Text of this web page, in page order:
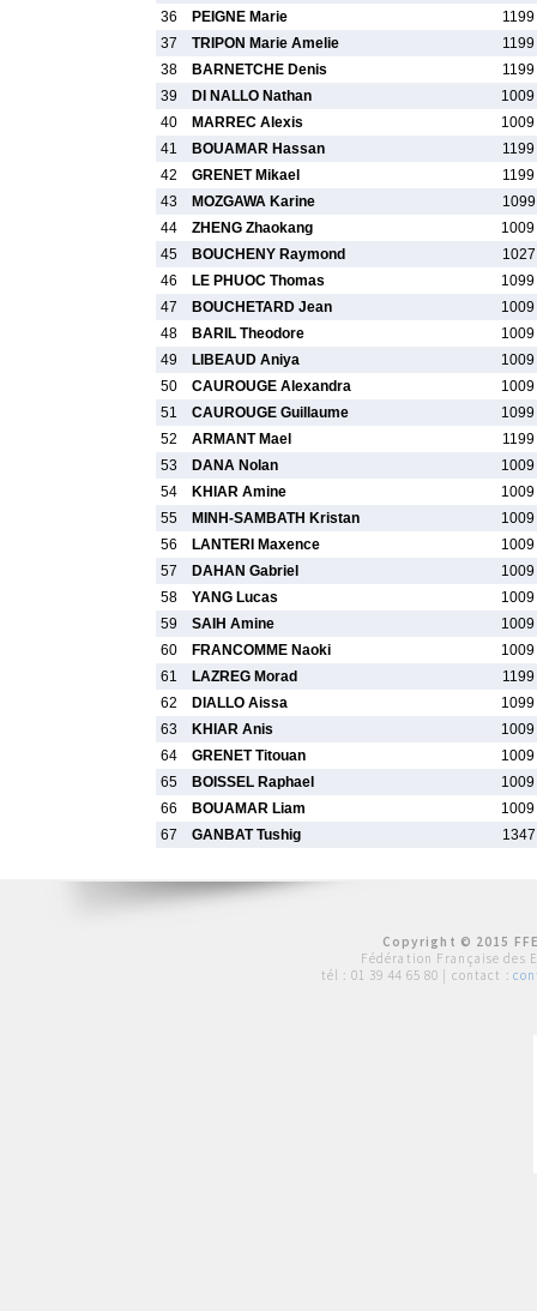
36
PEIGNE Marie
37
TRIPON Marie Amelie
38
BARNETCHE Denis
39
DI NALLO Nathan
1009
40
MARREC Alexis
1009
41
BOUAMAR Hassan
42
GRENET Mikael
43
MOZGAWA Karine
44
ZHENG Zhaokang
1009
45
BOUCHENY Raymond
46
LE PHUOC Thomas
1099
47
BOUCHETARD Jean
1009
48
BARIL Theodore
1009
49
LIBEAUD Aniya
1009
50
CAUROUGE Alexandra
1009
51
CAUROUGE Guillaume
1099
52
ARMANT Mael
53
DANA Nolan
1009
54
KHIAR Amine
1009
55
MINH-SAMBATH Kristan
1009
56
LANTERI Maxence
1009
57
DAHAN Gabriel
1009
58
YANG Lucas
1009
59
SAIH Amine
1009
60
FRANCOMME Naoki
1009
61
LAZREG Morad
62
DIALLO Aissa
1099
63
KHIAR Anis
1009
64
GRENET Titouan
1009
65
BOISSEL Raphael
1009
66
BOUAMAR Liam
1009
67
GANBAT Tushig
Copyright © 2015
Fédération Française des
tél : 01 39 44 65 80 | contact :